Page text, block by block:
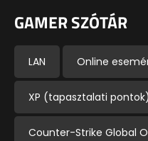
GAMER SZÓTÁR
LAN Online
XP (tapasztalati pontok)
Counter-Strike Global